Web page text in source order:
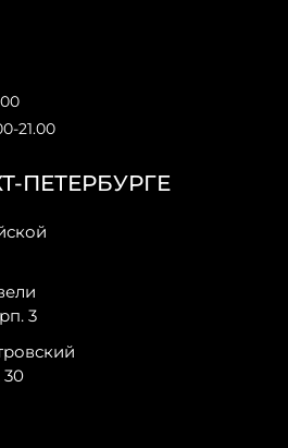
ПЕТЕРБУРГЕ
3
21.00